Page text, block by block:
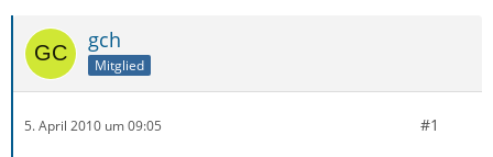
gch
Mitglied
5. April 2010 um 09:05 #1